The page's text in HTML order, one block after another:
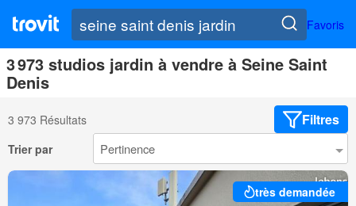
Favoris
3 973 studios jardin à vendre à Seine Saint
Denis
3 973 Résultats Filtres
Trier par
très demandée